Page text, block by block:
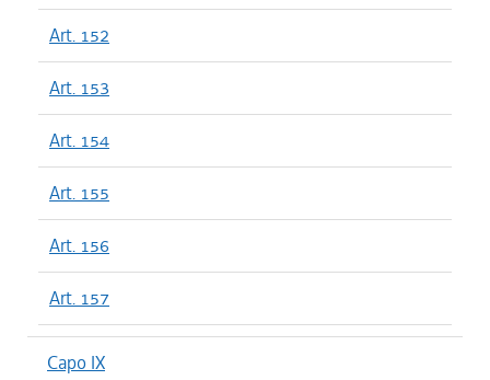
Art. 152
Art. 153
Art. 154
Art. 155
Art. 156
Art. 157
Capo IX